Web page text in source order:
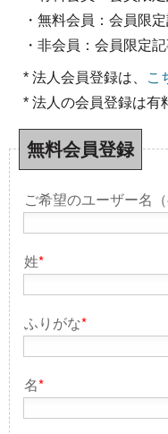
・無料会員：会員限
・非会員：会員限定
* 法人会員登録は、 こ
* 法人の会員登録は有
無料会員登録
ご希望のユーザー名（
姓*
ふりがな*
名*